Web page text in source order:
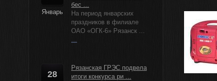
Январь
бес ...
На период январских
праздников в филиале
ОАО «ОГК-6» Рязанск ...
...
28
Рязанская ГРЭС подвела
итоги конкурса ри ...